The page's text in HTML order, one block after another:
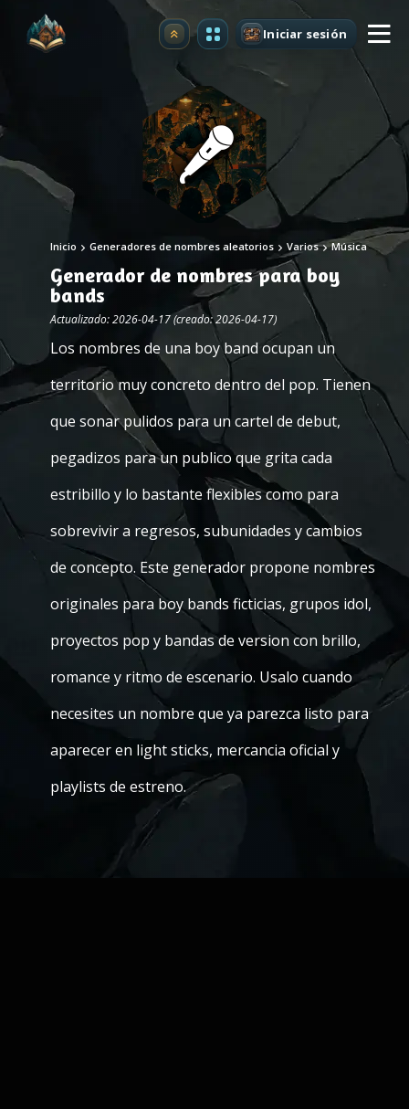
Mejorar Iniciar sesión
Inicio Generadores de nombres aleatorios Varios Música
Generador de nombres para boy
bands
Actualizado: 2026-04-17 (creado: 2026-04-17)
Los nombres de una boy band ocupan un
territorio muy concreto dentro del pop. Tienen
que sonar pulidos para un cartel de debut,
pegadizos para un publico que grita cada
estribillo y lo bastante flexibles como para
sobrevivir a regresos, subunidades y cambios
de concepto. Este generador propone nombres
originales para boy bands ficticias, grupos idol,
proyectos pop y bandas de version con brillo,
romance y ritmo de escenario. Usalo cuando
necesites un nombre que ya parezca listo para
aparecer en light sticks, mercancia oficial y
playlists de estreno.